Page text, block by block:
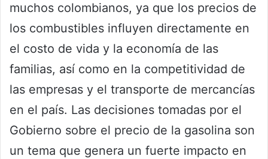
muchos colombianos, ya que los precios de
los combustibles influyen directamente en
el costo de vida y la economía de las
familias, así como en la competitividad de
las empresas y el transporte de mercancías
en el país. Las decisiones tomadas por el
Gobierno sobre el precio de la gasolina son
un tema que genera un fuerte impacto en